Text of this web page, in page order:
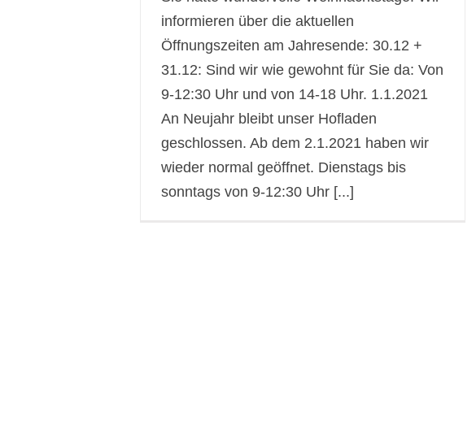
informieren über die aktuellen
Öffnungszeiten am Jahresende: 30.12 +
31.12: Sind wir wie gewohnt für Sie da: Von
9-12:30 Uhr und von 14-18 Uhr. 1.1.2021
An Neujahr bleibt unser Hofladen
geschlossen. Ab dem 2.1.2021 haben wir
wieder normal geöffnet. Dienstags bis
sonntags von 9-12:30 Uhr [...]